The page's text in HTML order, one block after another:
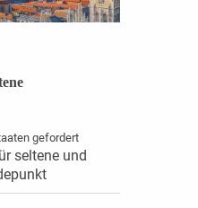
gefordert
seltene und